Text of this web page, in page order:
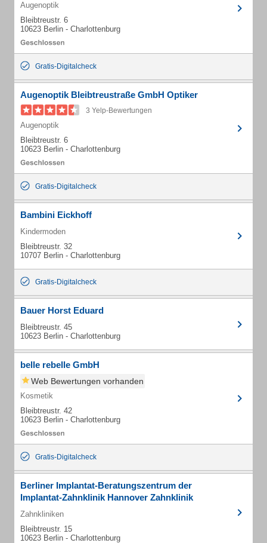
Augenoptik
Bleibtreustr. 6
10623 Berlin - Charlottenburg
Gratis-Digitalcheck
Augenoptik Bleibtreustraße GmbH Optiker
3 Yelp-Bewertungen
Augenoptik
Bleibtreustr. 6
10623 Berlin - Charlottenburg
Gratis-Digitalcheck
Bambini Eickhoff
Kindermoden
Bleibtreustr. 32
10707 Berlin - Charlottenburg
Gratis-Digitalcheck
Bauer Horst Eduard
Bleibtreustr. 45
10623 Berlin - Charlottenburg
belle rebelle GmbH
Web Bewertungen vorhanden
Kosmetik
Bleibtreustr. 42
10623 Berlin - Charlottenburg
Gratis-Digitalcheck
Berliner Implantat-Beratungszentrum der
Implantat-Zahnklinik Hannover Zahnklinik
Zahnkliniken
Bleibtreustr. 15
10623 Berlin - Charlottenburg